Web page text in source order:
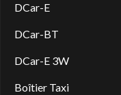
DCar-E
DCar-BT
DCar-E 3W
Boîtier Taxi